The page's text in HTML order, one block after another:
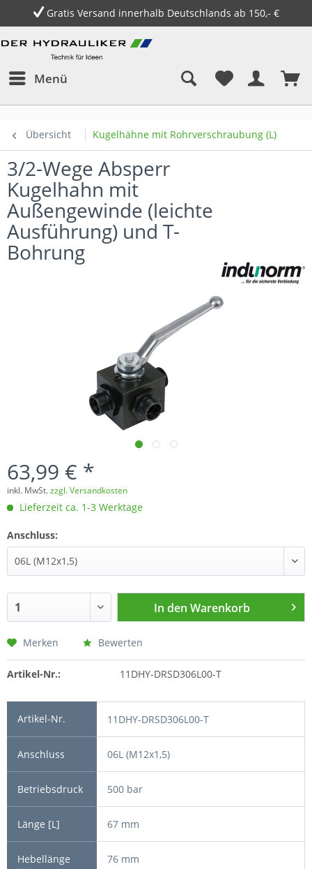
Gratis Versand innerhalb Deutschlands ab 150,- €
Menü
Übersicht Kugelhähne mit Rohrverschraubung (L)
3/2-Wege Absperr
Kugelhahn mit
Außengewinde (leichte
Ausführung) und T-
Bohrung
63,99 € *
inkl. MwSt.zzgl. Versandkosten
Lieferzeit ca. 1-3 Werktage
Anschluss:
In den Warenkorb
Merken Bewerten
Artikel-Nr.: 11DHY-DRSD306L00-T
11DHY-DRSD306L00-T
06L (M12x1,5)
500 bar
67 mm
76 mm